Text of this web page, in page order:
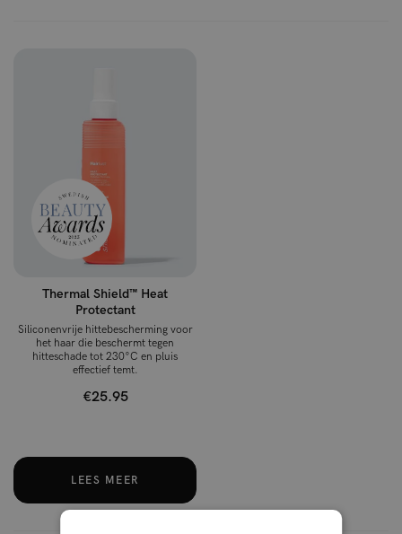
Thermal Shield™ Heat
Protectant
Siliconenvrije hittebescherming voor
het haar die beschermt tegen
hitteschade tot 230°C en pluis
effectief temt.
€25.95
LEES MEER